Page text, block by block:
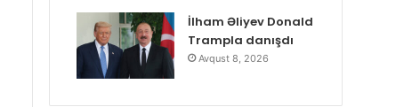
İlham Əliyev Donald
Trampla danışdı
Avqust 8, 2026